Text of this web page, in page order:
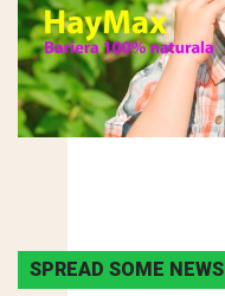
SPREAD SOME NEWS